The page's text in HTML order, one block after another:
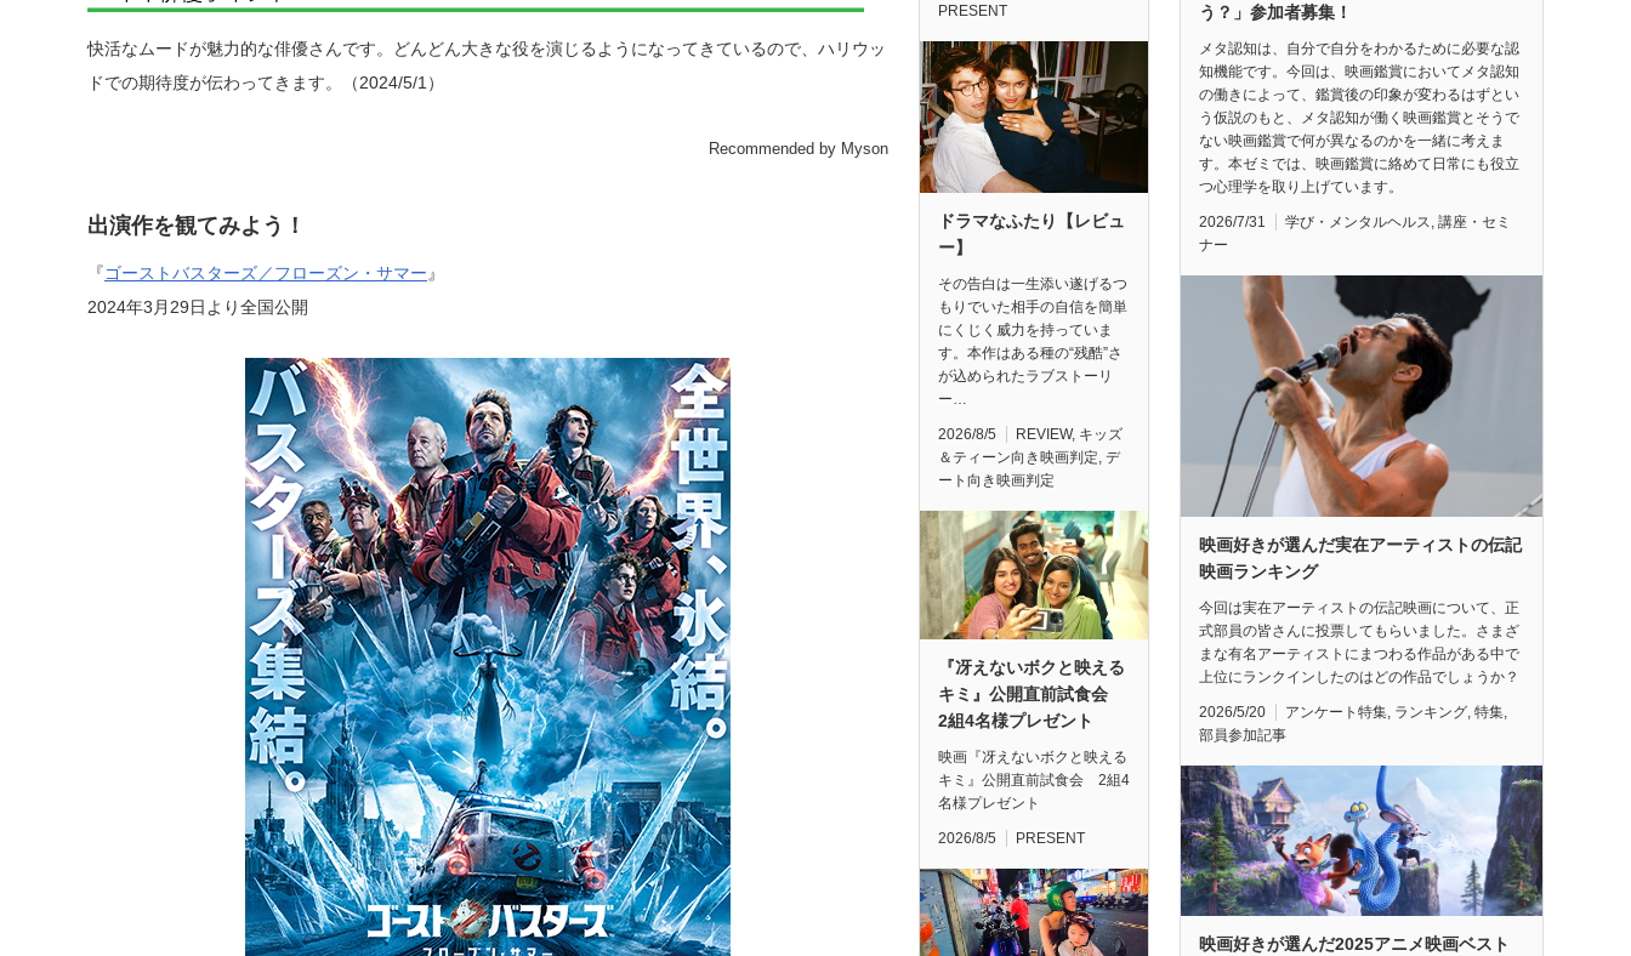
快活なムードが魅力的な俳優さんです。どんどん大きな役を演じるようになってきているので、ハリウッ
ドでの期待度が伝わってきます。（2024/5/1）
Recommended by Myson
出演作を観てみよう！
『ゴーストバスターズ／フローズン・サマー 』
2024年3月29日より全国公開
PRESENT
ドラマなふたり【レビュ
ー】
その告白は一生添い遂げるつ
もりでいた相手の自信を簡単
にくじく威力を持っていま
す。本作はある種の“残酷”さ
が込められたラブストーリ
ー…
2026/8/5 REVIEW, キッズ
＆ティーン向き映画判定, デ
ート向き映画判定
『冴えないボクと映える
キミ』公開直前試食会
2組4名様プレゼント
映画『冴えないボクと映える
キミ』公開直前試食会 2組4
名様プレゼント
2026/8/5 PRESENT
う？」参加者募集！
メタ認知は、自分で自分をわかるために必要な認
知機能です。今回は、映画鑑賞においてメタ認知
の働きによって、鑑賞後の印象が変わるはずとい
う仮説のもと、メタ認知が働く映画鑑賞とそうで
ない映画鑑賞で何が異なるのかを一緒に考えま
す。本ゼミでは、映画鑑賞に絡めて日常にも役立
つ心理学を取り上げています。
2026/7/31 学び・メンタルヘルス, 講座・セミ
ナー
映画好きが選んだ実在アーティストの伝記
映画ランキング
今回は実在アーティストの伝記映画について、正
式部員の皆さんに投票してもらいました。さまざ
まな有名アーティストにまつわる作品がある中で
上位にランクインしたのはどの作品でしょうか？
2026/5/20 アンケート特集, ランキング, 特集,
部員参加記事
映画好きが選んだ2025アニメ映画ベスト